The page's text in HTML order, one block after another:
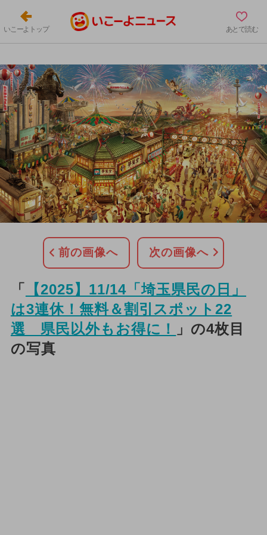
いこーよトップ あとで読む
前の画像へ 次の画像へ
「
【2025】11/14「埼玉県民の日」
は3連休！無料＆割引スポット22
選 県民以外もお得に！
」の4枚目
の写真